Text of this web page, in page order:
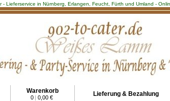
- Lieferservice in Nürnberg, Erlangen, Feucht, Fürth und Umland -
Warenkorb
0 | 0,00 € Lieferung & Bezahlung